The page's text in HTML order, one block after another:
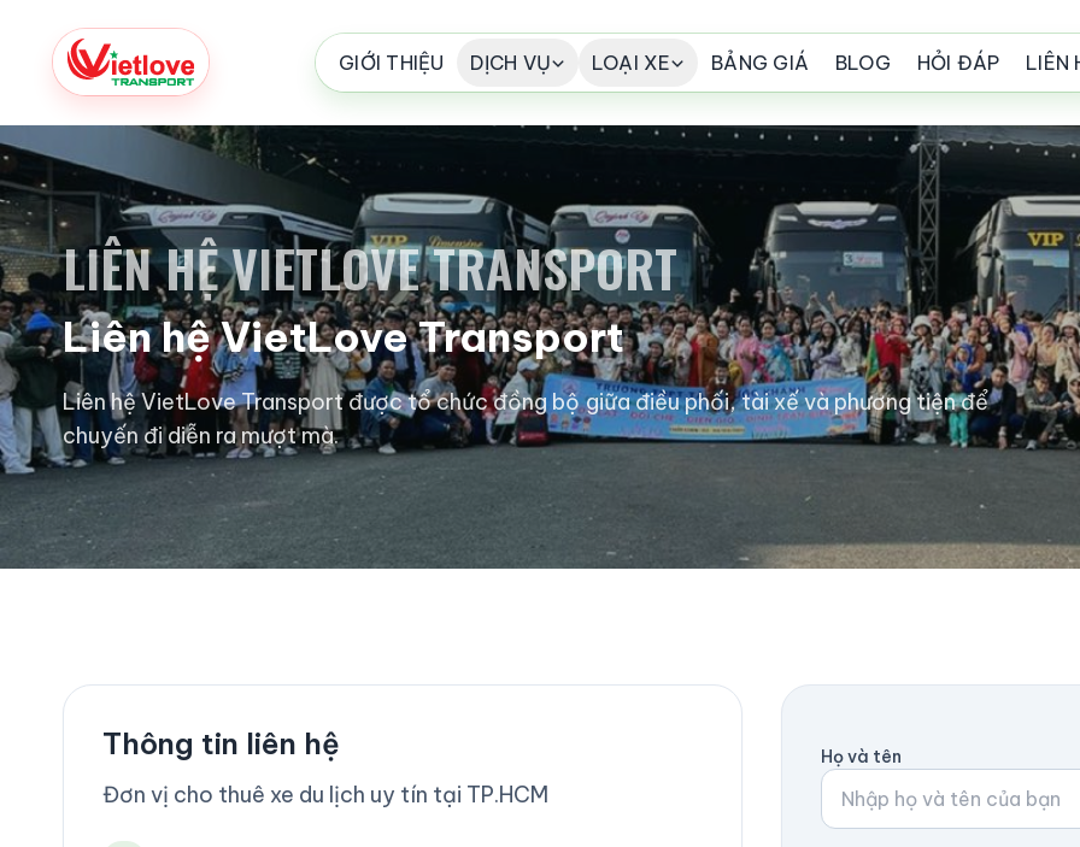
GIỚI THIỆU DỊCH VỤ LOẠI XE BẢNG GIÁ BLOG HỎI ĐÁP LIÊN
LIÊN HỆ VIETLOVE TRANSPORT
Liên hệ VietLove Transport
Liên hệ VietLove Transport được tổ chức đồng bộ giữa điều phối, tài xế và phương tiện để
chuyến đi diễn ra mượt mà.
Thông tin liên hệ
Đơn vị cho thuê xe du lịch uy tín tại TP.HCM
Họ và tên